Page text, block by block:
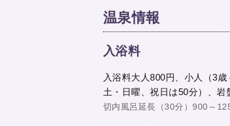
温泉情報
入浴料
入浴料大人800円、小人（3
土・日曜、祝日は50分）、岩
切内風呂延長（30分）900～